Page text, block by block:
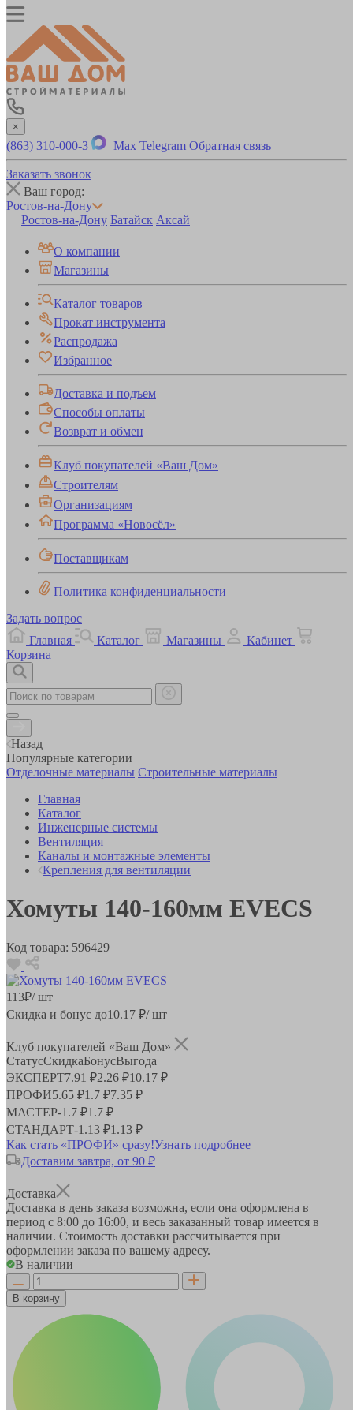
×
(863) 310-000-3 Max Telegram Обратная связь
Заказать звонок
Ваш город:
Ростов-на-Дону
Ростов-на-Дону Батайск Аксай
О компании
Магазины
Каталог товаров
Прокат инструмента
Распродажа
Избранное
Доставка и подъем
Способы оплаты
Возврат и обмен
Клуб покупателей «Ваш Дом»
Строителям
Организациям
Программа «Новосёл»
Поставщикам
Политика конфиденциальности
Задать вопрос
Главная
Каталог Магазины
Кабинет
Корзина
Назад
Популярные категории
Отделочные материалы Строительные материалы
Главная
Каталог
Инженерные системы
Вентиляция
Каналы и монтажные элементы
Крепления для вентиляции
Хомуты 140-160мм EVECS
Код товара: 596429
113₽/ шт
Скидка и бонус до10.17 ₽/ шт
Клуб покупателей «Ваш Дом»
СтатусСкидкаБонусВыгода
ЭКСПЕРТ7.91 ₽2.26 ₽10.17 ₽
ПРОФИ5.65 ₽1.7 ₽7.35 ₽
МАСТЕР-1.7 ₽1.7 ₽
СТАНДАРТ-1.13 ₽1.13 ₽
Как стать «ПРОФИ» сразу!Узнать подробнее
Доставим завтра, от 90 ₽
Доставка
Доставка в день заказа возможна, если она оформлена в
период с 8:00 до 16:00, и весь заказанный товар имеется в
наличии. Стоимость доставки рассчитывается при
оформлении заказа по вашему адресу.
В наличии
В корзину